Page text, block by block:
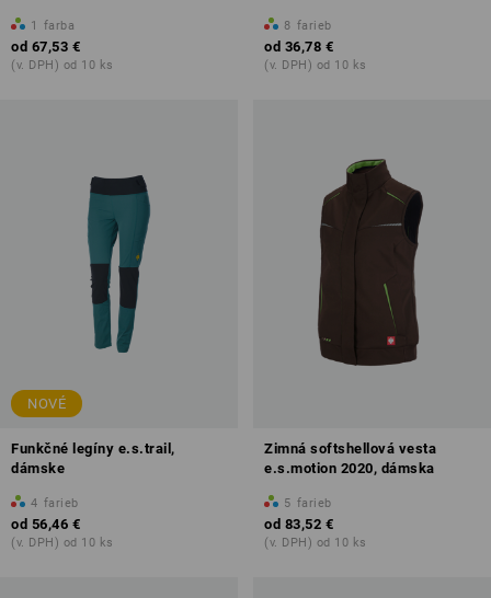
1 farba
od 67,53 €
(v. DPH) od 10 ks
8 farieb
od 36,78 €
(v. DPH) od 10 ks
NOVÉ
Funkčné legíny e.s.trail,
dámske
4 farieb
od 56,46 €
(v. DPH) od 10 ks
Zimná softshellová vesta
e.s.motion 2020, dámska
5 farieb
od 83,52 €
(v. DPH) od 10 ks